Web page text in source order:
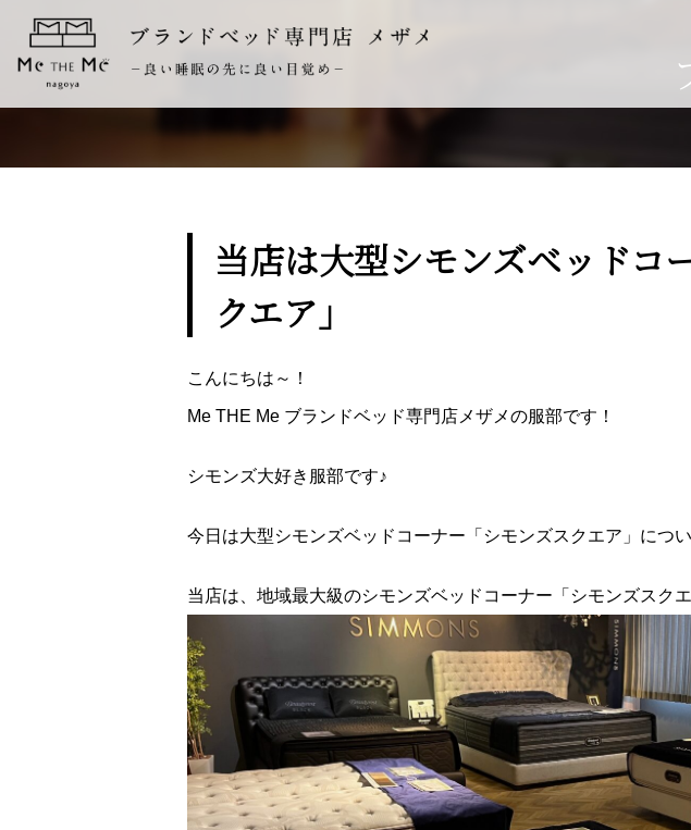
当店は大型シモンズベッドコ
クエア」
こんにちは～！
Me THE Me ブランドベッド専門店メザメの服部です！
シモンズ大好き服部です♪
今日は大型シモンズベッドコーナー「シモンズスクエア」につ
当店は、地域最大級のシモンズベッドコーナー「シモンズスク